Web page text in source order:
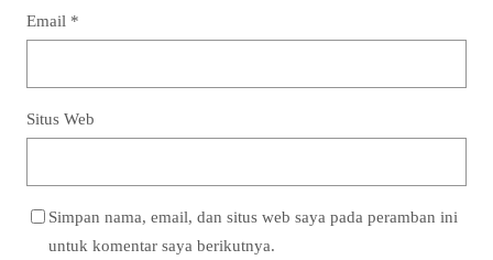
Email *
Situs Web
Simpan nama, email, dan situs web saya pada peramban ini
untuk komentar saya berikutnya.